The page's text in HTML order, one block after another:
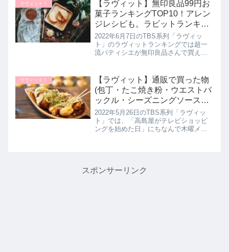
し、まかない明太子...
ラヴィット！
【ラヴィット】無印良品99円お
菓子ランキングTOP10！アレン
ジレシピも。ラビットランキン
グ｜6月7日
2022年6月7日のTBS系列「ラヴィッ
ト」のラヴィットランキングでは超一
流パティシエが無印良品さんで買える
が決定したので詳しく紹介します。さ
らに後半では、モグライダ...
ラヴィット！
【ラヴィット】通販で買った物
(包丁・たこ焼き粉・ウエストバ
ックル・シーズニングソースな
ど)木曜日メンバーおすすめ！ラ
ビット｜5月26日
2022年5月26日のTBS系列「ラヴィッ
ト」では、「高島屋がテレビショッピ
ングを始めた日」にちなんで木曜メン
スポンサーリンク